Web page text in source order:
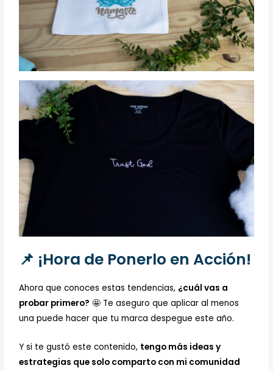
📌 ¡Hora de Ponerlo en Acción!
Ahora que conoces estas tendencias, ¿cuál vas a
probar primero? 🤩 Te aseguro que aplicar al menos
una puede hacer que tu marca despegue este año.
Y si te gustó este contenido, tengo más ideas y
estrategias que solo comparto con mi comunidad